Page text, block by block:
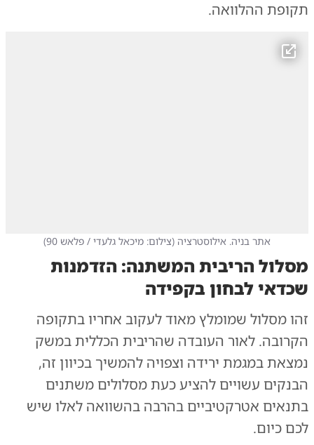
תקופת ההלוואה.
אתר בניה. אילוסטרציה (צילום: מיכאל גלעדי / פלאש 90 )
מסלול הריבית המשתנה: הזדמנות
שכדאי לבחון בקפידה
זהו מסלול שמומלץ מאוד לעקוב אחריו בתקופה
הקרובה. לאור העובדה שהריבית הכללית במשק
נמצאת במגמת ירידה וצפויה להמשיך בכיוון זה,
הבנקים עשויים להציע כעת מסלולים משתנים
בתנאים אטרקטיביים בהרבה בהשוואה לאלו שיש
לכם כיום.